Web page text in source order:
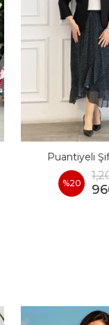
Puantiyeli
%20